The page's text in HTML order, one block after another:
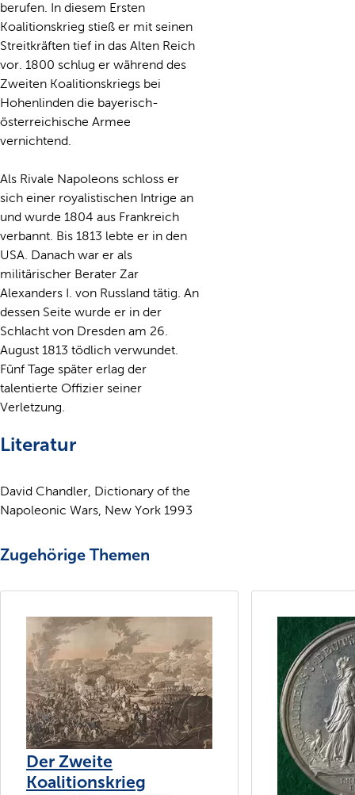
berufen. In diesem Ersten
Koalitionskrieg stieß er mit seinen
Streitkräften tief in das Alten Reich
vor. 1800 schlug er während des
Zweiten Koalitionskriegs bei
Hohenlinden die bayerisch-
österreichische Armee
vernichtend.
Als Rivale Napoleons schloss er
sich einer royalistischen Intrige an
und wurde 1804 aus Frankreich
verbannt. Bis 1813 lebte er in den
USA. Danach war er als
militärischer Berater Zar
Alexanders I. von Russland tätig. An
dessen Seite wurde er in der
Schlacht von Dresden am 26.
August 1813 tödlich verwundet.
Fünf Tage später erlag der
talentierte Offizier seiner
Verletzung.
Literatur
David Chandler, Dictionary of the
Napoleonic Wars, New York 1993
Zugehörige Themen
Der Zweite
Koalitionskrieg